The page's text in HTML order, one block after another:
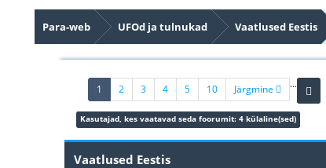
Para-web UFOd ja tulnukad Vaatlused Eestis
1 (current)
2 3 4 5 ...
10 Järgmine
Kasutajad, kes vaatavad seda foorumit: 4 külaline(sed)
Vaatlused Eestis